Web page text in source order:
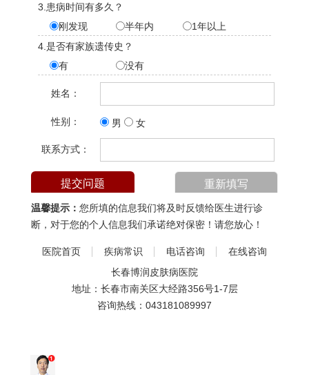
3.患病时间有多久？
刚发现
半年内
1年以上
4.是否有家族遗传史？
有
没有
姓名：
性别： 男 女
联系方式：
温馨提示： 您所填的信息我们将及时反馈给医生进行诊
断，对于您的个人信息我们承诺绝对保密！请您放心！
医院首页 疾病常识 电话咨询
在线咨询
长春博润皮肤病医院
地址：长春市南关区大经路356号1-7层
咨询热线： 043181089997